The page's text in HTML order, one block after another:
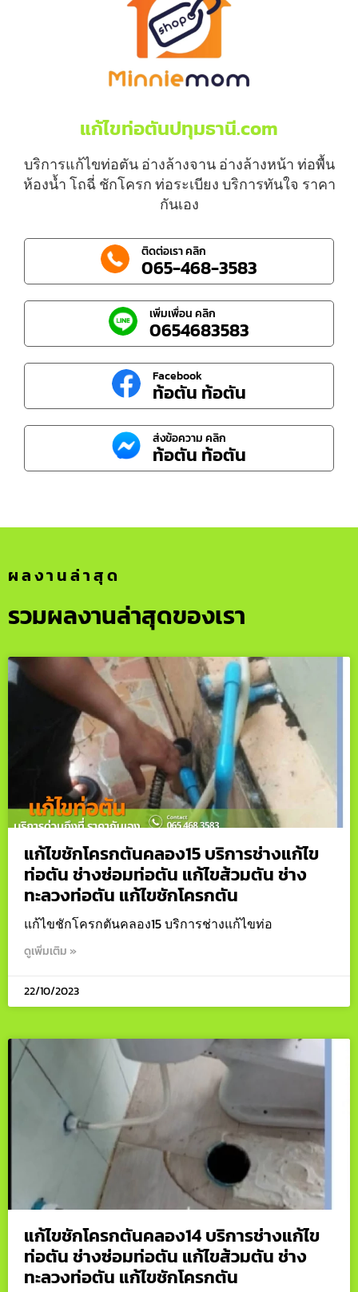
แก้ไขท่อตันปทุมธานี.com
บริการแก้ไขท่อตัน อ่างล้างจาน อ่างล้างหน้า ท่อพื้น
ห้องน้ำ โถฉี่ ชักโครก ท่อระเบียง บริการทันใจ ราคา
กันเอง
ติดต่อเรา คลิก
065-468-3583
เพิ่มเพื่อน คลิก
0654683583
Facebook
ท้อตัน ท้อตัน
ส่งข้อความ คลิก
ท้อตัน ท้อตัน
ผลงานล่าสุด
รวมผลงานล่าสุดของเรา
แก้ไขชักโครกตันคลอง15 บริการช่างแก้ไข
ท่อตัน ช่างซ่อมท่อตัน แก้ไขส้วมตัน ช่าง
ทะลวงท่อตัน แก้ไขชักโครกตัน
แก้ไขชักโครกตันคลอง15 บริการช่างแก้ไขท่อ
ดูเพิ่มเติม »
22/10/2023
แก้ไขชักโครกตันคลอง14 บริการช่างแก้ไข
ท่อตัน ช่างซ่อมท่อตัน แก้ไขส้วมตัน ช่าง
ทะลวงท่อตัน แก้ไขชักโครกตัน